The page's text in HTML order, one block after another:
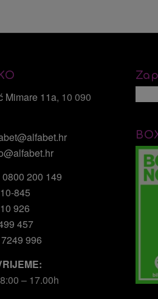
Mimare 11a, 10 090
0800 200 149
845
926
457
996
– 17.00h